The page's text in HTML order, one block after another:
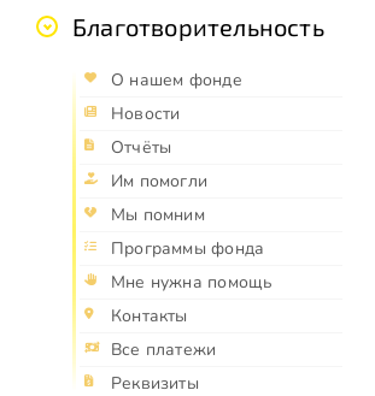
Благотворительность
О нашем фонде
Новости
Отчёты
Им помогли
Мы помним
Программы фонда
Мне нужна помощь
Контакты
Все платежи
Реквизиты